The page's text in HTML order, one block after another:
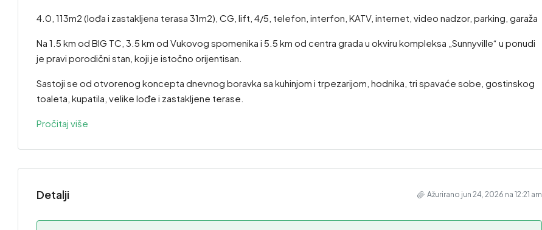
4.0, 113m2 (lođa i zastakljena terasa 31m2), CG, lift, 4/5, telefon, interfon, KATV, internet, video nadzor, parking, garaža
Na 1.5 km od BIG TC, 3.5 km od Vukovog spomenika i 5.5 km od centra grada u okviru kompleksa „Sunnyville“ u ponudi
je pravi porodični stan, koji je istočno orijentisan.
Sastoji se od otvorenog koncepta dnevnog boravka sa kuhinjom i trpezarijom, hodnika, tri spavaće sobe, gostinskog
toaleta, kupatila, velike lođe i zastakljene terase.
Pročitaj više
Detalji Ažurirano jun 24, 2026 na 12:21 am